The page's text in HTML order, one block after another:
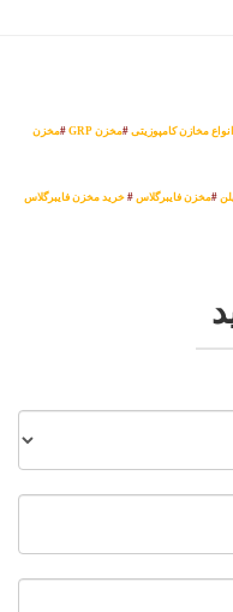
مخازن کامپوزیتی#مخزن GRP #مخزن
#مخزن فایبرگلاس # خرید مخزن فایبرگلاس